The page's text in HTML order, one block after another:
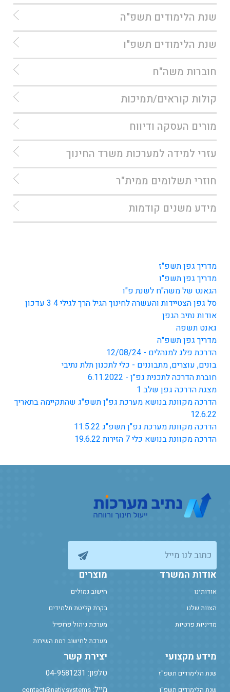
שנת הלימודים תשפ"ה
שנת הלימודים תשפ"ו
חוברות משה"ח
קולות קוראים/תמיכות
מורים העסקה ודיווח
עזרי למידה למערכות משרד החינוך
חוזרי תשלומים ממית"ר
מידע משנים קודמות
מדריך גפן תשפ"ז
מדריך גפן תשפ"ו
הגאנט של משה"ח לשנת פ"ו
סל גפן הצטיידות והעשרה לחינוך הגיל הרך לגילי 4 3 עדכון
אודות נתיב הגפן
גאנט תשפה
מדריך גפן תשפ"ה
הדרכת פלג למנהלים - 12/08/24
בונים, עוצרים, מתבוננים - כלי לתכנון תלת נתיבי
חוברת הדרכה לתכנית גפ"ן - 6.11.2022
מצגת הדרכה גפן שלב 1
הדרכה מקוונת בנושא מערכת גפ"ן תשפ"ג שהתקיימה בתאריך
12.6.22
הדרכה מקוונת מערכת גפ"ן תשפ"ג 11.5.22
הדרכה מקוונת בנושא כלי 7 הזירות 19.6.22
כתוב לנו מייל
אודות המשרד
אודותינו
הצוות שלנו
מדיניות פרטיות
מוצרים
חישוב גמולים
בקרת קליטת תלמידים
מערכת ניהול פרופיל
מערכת לחישוב רמת השירות
מידע מקצועי
שנת הלימודים תשפ"ז
שנת הלימודים תשפ"ו
יצירת קשר
טלפון: 04-9581231
מייל: contact@nativ.systems